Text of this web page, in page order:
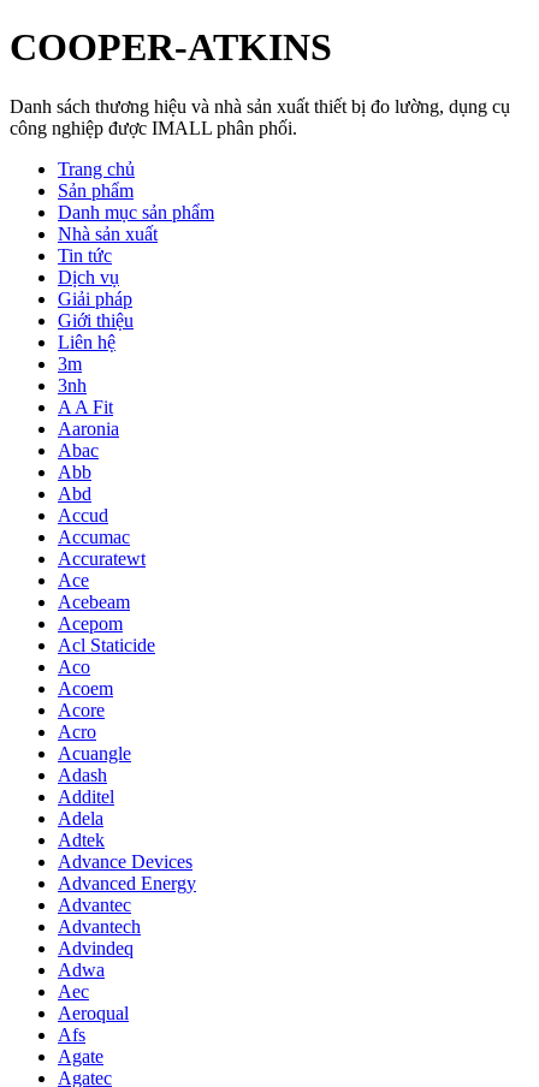
COOPER-ATKINS
Danh sách thương hiệu và nhà sản xuất thiết bị đo lường, dụng cụ
công nghiệp được IMALL phân phối.
Trang chủ
Sản phẩm
Danh mục sản phẩm
Nhà sản xuất
Tin tức
Dịch vụ
Giải pháp
Giới thiệu
Liên hệ
3m
3nh
A A Fit
Aaronia
Abac
Abb
Abd
Accud
Accumac
Accuratewt
Ace
Acebeam
Acepom
Acl Staticide
Aco
Acoem
Acore
Acro
Acuangle
Adash
Additel
Adela
Adtek
Advance Devices
Advanced Energy
Advantec
Advantech
Advindeq
Adwa
Aec
Aeroqual
Afs
Agate
Agatec